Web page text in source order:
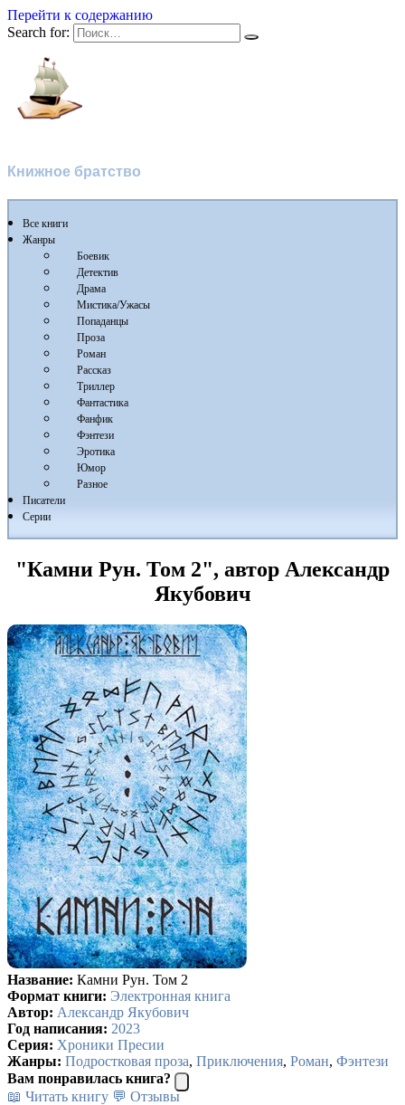
Перейти к содержанию
Search for:
Книжное братство
Все книги
Жанры
Боевик
Детектив
Драма
Мистика/Ужасы
Попаданцы
Проза
Роман
Рассказ
Триллер
Фантастика
Фанфик
Фэнтези
Эротика
Юмор
Разное
Писатели
Серии
"Камни Рун. Том 2", автор Александр
Якубович
Название: Камни Рун. Том 2
Формат книги: Электронная книга
Автор: Александр Якубович
Год написания: 2023
Серия: Хроники Пресии
Жанры: Подростковая проза, Приключения, Роман, Фэнтези
Вам понравилась книга?
📖 Читать книгу 💬 Отзывы